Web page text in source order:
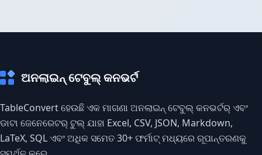
ଅନଲାଇନ୍ ଟେବୁଲ୍ କନଭର୍ଟ
TableConvert ହେଉଛି ଏକ ମାଗଣା ଅନଲାଇନ୍ ଟେବୁଲ୍ କନଭର୍ଟର୍ ଏବଂ
ଡାଟା ଜେନେରେଟର୍ ଟୁଲ୍ ଯାହା Excel, CSV, JSON, Markdown,
LaTeX, SQL ଏବଂ ଅଧିକ ସମେତ 30+ ଫର୍ମାଟ୍ ମଧ୍ୟରେ ରୂପାନ୍ତରଣକୁ